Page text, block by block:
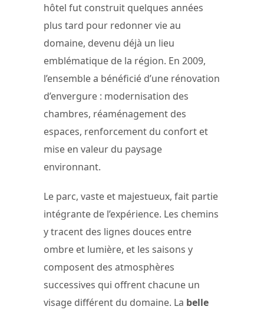
hôtel fut construit quelques années
plus tard pour redonner vie au
domaine, devenu déjà un lieu
emblématique de la région. En 2009,
l’ensemble a bénéficié d’une rénovation
d’envergure : modernisation des
chambres, réaménagement des
espaces, renforcement du confort et
mise en valeur du paysage
environnant.
Le parc, vaste et majestueux, fait partie
intégrante de l’expérience. Les chemins
y tracent des lignes douces entre
ombre et lumière, et les saisons y
composent des atmosphères
successives qui offrent chacune un
visage différent du domaine. La belle